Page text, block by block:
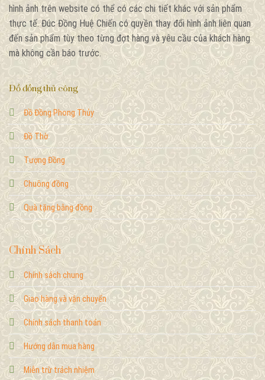
Đồ đồng thủ công
Đồ Đồng Phong Thủy
Đồ Thờ
Tượng Đồng
Chuông đồng
Quà tặng bằng đồng
Chính Sách
Chính sách chung
Giao hàng và vận chuyển
Chính sách thanh toán
Hướng dẫn mua hàng
Miễn trừ trách nhiệm
hình ảnh trên website có thể có các chi tiết khác với sản phẩm
thực tế. Đúc Đồng Huệ Chiến có quyền thay đổi hình ảnh liên quan
đến sản phẩm tùy theo từng đợt hàng và yêu cầu của khách hàng
mà không cần báo trước.